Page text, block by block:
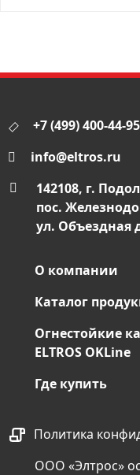
+7 (499) 400-44-95
info@eltros.ru
142108, г.
пос.
ул. Объездная
О компании
Каталог
Огнестойкие
ELTROS OKLine
Где купить
Политика
ООО «Элтрос»